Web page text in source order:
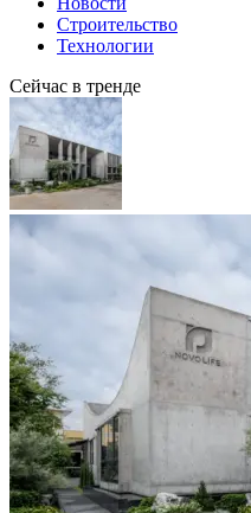
Строительство
Технологии
Сейчас в тренде